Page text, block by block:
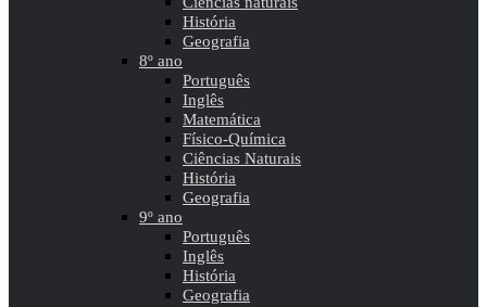
História
Geografia
8º ano
Português
Inglês
Matemática
Físico-Química
Ciências Naturais
História
Geografia
9º ano
Português
Inglês
História
Geografia